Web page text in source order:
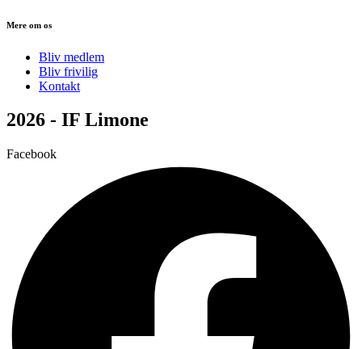
Mere om os
Bliv medlem
Bliv frivilig
Kontakt
2026 - IF Limone
Facebook